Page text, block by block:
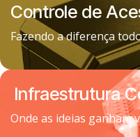
Controle de
Fazendo a diferença
Infraestrutura
Onde as ideias ganham